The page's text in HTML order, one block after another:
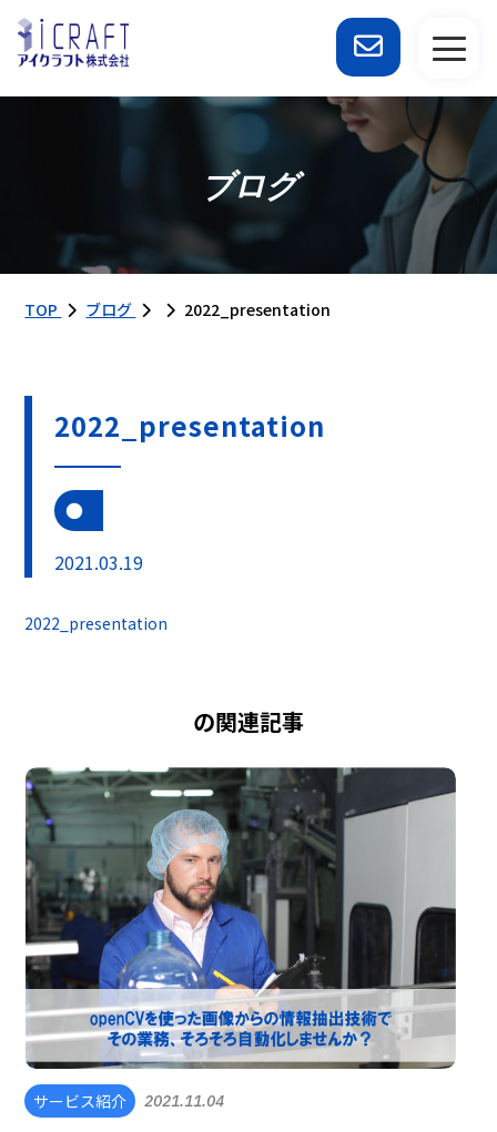
ブログ
TOP ブログ 2022_presentation
2022_presentation
2021.03.19
2022_presentation
の関連記事
サービス紹介 2021.11.04